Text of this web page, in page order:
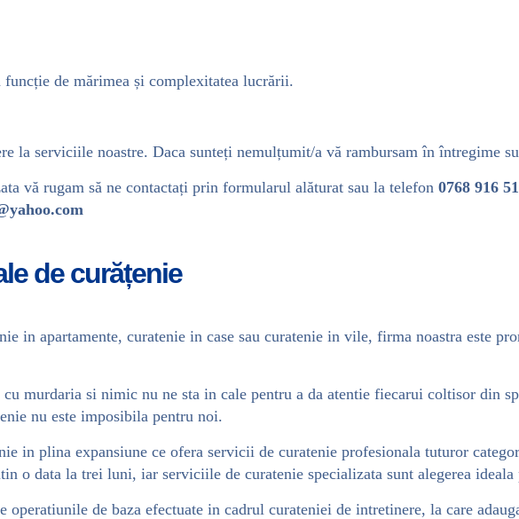
de mărimea și complexitatea lucrării.
la serviciile noastre. Daca sunteți nemulțumit/a vă rambursam în întregime
vă rugam să ne contactați prin formularul alăturat sau la telefon 0768 916
de curățenie
in apartamente, curatenie in case sau curatenie in vile, firma noastra este
murdaria si nimic nu ne sta in cale pentru a da atentie fiecarui coltisor din
nu este imposibila pentru noi.
in plina expansiune ce ofera servicii de curatenie profesionala tuturor
o data la trei luni, iar serviciile de curatenie specializata sunt alegerea ideala
operatiunile de baza efectuate in cadrul curateniei de intretinere, la care